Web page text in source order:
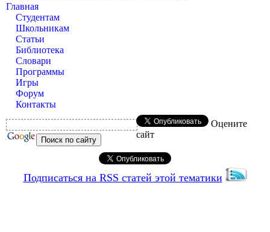
Главная
Студентам
Школьникам
Статьи
Библиотека
Словари
Программы
Игры
Форум
Контакты
Оцените
сайт
Подписаться на RSS статей этой тематики